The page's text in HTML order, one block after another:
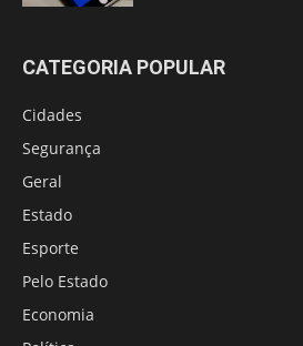
CATEGORIA POPULAR
Cidades
Segurança
Geral
Estado
Esporte
Pelo Estado
Economia